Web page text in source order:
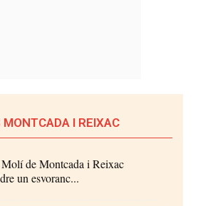
I REIXAC
de Montcada i Reixac
un esvoranc...